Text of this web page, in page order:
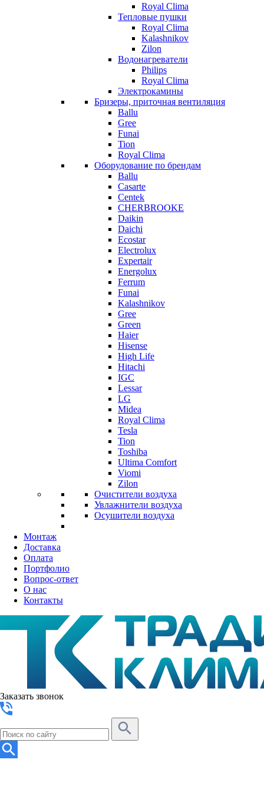
Royal Clima
Тепловые пушки
Royal Clima
Kalashnikov
Zilon
Водонагреватели
Philips
Royal Clima
Электрокамины
Бризеры, приточная вентиляция
Ballu
Gree
Funai
Tion
Royal Clima
Оборудование по брендам
Ballu
Casarte
Centek
CHERBROOKE
Daikin
Daichi
Ecostar
Electrolux
Expertair
Energolux
Ferrum
Funai
Kalashnikov
Gree
Grеen
Haier
Hisense
High Life
Hitachi
IGC
Lessar
LG
Midea
Royal Clima
Tesla
Tion
Toshiba
Ultima Comfort
Viomi
Zilon
Очистители воздуха
Увлажнители воздуха
Осушители воздуха
Монтаж
Доставка
Оплата
Портфолио
Вопрос-ответ
О нас
Контакты
Заказать звонок